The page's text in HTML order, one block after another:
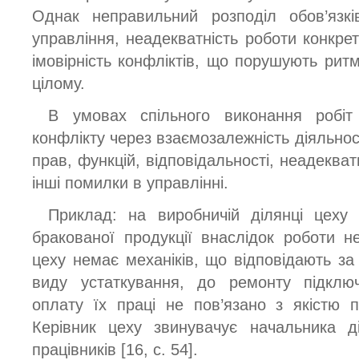
Однак неправильний розподіл
управління, неадекватність роботи
імовірність конфліктів, що порушують
цілому.
В умовах спільного виконання
конфлікту через взаємозалежність
прав, функцій, відповідальності,
інші помилки в управлінні.
Приклад: на виробничій ділянці цеху
бракованої продукції внаслідок роботи
цеху немає механіків, що відповідають за
виду устаткування, до ремонту
оплату їх праці не пов’язано з якістю
Керівник цеху звинувачує
працівників [16, с. 54].